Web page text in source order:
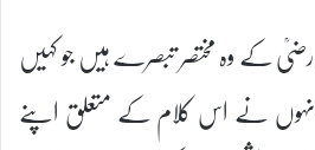
رضیؒ کے وہ مختصر تبصرے ہیں جو کہیں
نے اس کلام کے متعلق اپنے